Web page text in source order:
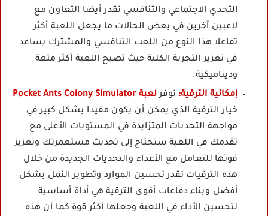
التحدي الاجتماعي والتنافسي تقدر أيضا التعاون مع
لاعبين آخرين في بعض الحالات ما يجعل اللعبة أكثر
تفاعلا هذا النوع من اللعب التنافسي والمشترك يساعد
في تعزيز التجربة الكلية حيث تصبح اللعبة أكثر متعة
وديناميكية.
إمكانية الترقية: توفرلعبة Pocket Ants Colony Simulator
خيار الترقية الذي يمكن أن يكون مفيدا بشكل كبير في
مواجهة التحديات المتزايدة في المستويات الأعلى مع
تقدمك في اللعبة ستحتاج إلى تحديث مستعمرتك وتعزيز
قوتها للتعامل مع الأعداء والتحديات الجديدة من خلال
هذه الترقيات تقدر تحسين الموارد وتطوير النمل بشكل
أفضل وبناء دفاعات أقوى الترقية هي أداة أساسية
لتحسين الأداء في اللعبة وجعلها أكثر قوة كما أن هذه